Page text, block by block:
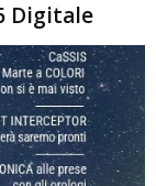
Digitale